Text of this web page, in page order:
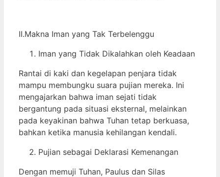
II.Makna Iman yang Tak Terbelenggu
Iman yang Tidak Dikalahkan oleh Keadaan
Rantai di kaki dan kegelapan penjara tidak
mampu membungku suara pujian mereka. Ini
mengajarkan bahwa iman sejati tidak
bergantung pada situasi eksternal, melainkan
pada keyakinan bahwa Tuhan tetap berkuasa,
bahkan ketika manusia kehilangan kendali.
Pujian sebagai Deklarasi Kemenangan
Dengan memuji Tuhan, Paulus dan Silas